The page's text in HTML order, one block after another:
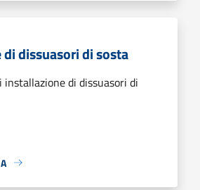
dissuasori di sosta
installazione di dissuasori di